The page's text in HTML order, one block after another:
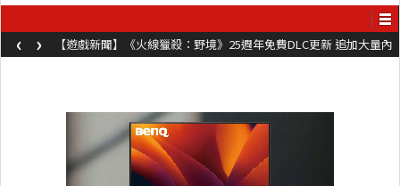
【遊戲新聞】《火線獵殺：野境》25週年免費DLC更新 追加大量內
容同時系舊作限時超平價折扣
‹ ›